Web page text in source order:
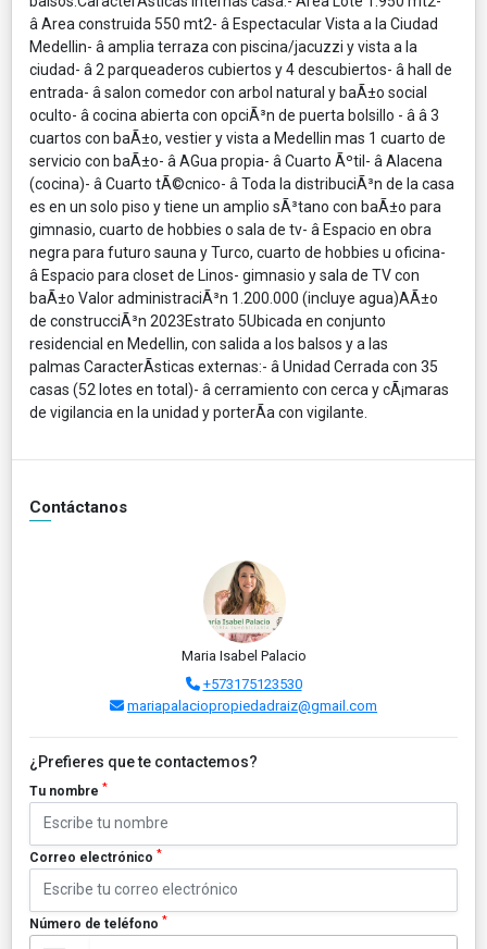
â Area construida 550 mt2- â Espectacular Vista a la Ciudad
Medellin- â amplia terraza con piscina/jacuzzi y vista a la
ciudad- â 2 parqueaderos cubiertos y 4 descubiertos- â hall de
entrada- â salon comedor con arbol natural y baÃ±o social
oculto- â cocina abierta con opciÃ³n de puerta bolsillo - â â 3
cuartos con baÃ±o, vestier y vista a Medellin mas 1 cuarto de
servicio con baÃ±o- â AGua propia- â Cuarto Ãºtil- â Alacena
(cocina)- â Cuarto tÃ©cnico- â Toda la distribuciÃ³n de la casa
es en un solo piso y tiene un amplio sÃ³tano con baÃ±o para
gimnasio, cuarto de hobbies o sala de tv- â Espacio en obra
negra para futuro sauna y Turco, cuarto de hobbies u oficina-
â Espacio para closet de Linos- gimnasio y sala de TV con
baÃ±o Valor administraciÃ³n 1.200.000 (incluye agua)AÃ±o
de construcciÃ³n 2023Estrato 5Ubicada en conjunto
residencial en Medellin, con salida a los balsos y a las
palmas CaracterÃ­sticas externas:- â Unidad Cerrada con 35
casas (52 lotes en total)- â cerramiento con cerca y cÃ¡maras
de vigilancia en la unidad y porterÃ­a con vigilante.
Contáctanos
Maria Isabel Palacio
+573175123530
mariapalaciopropiedadraiz@gmail.com
¿Prefieres que te contactemos?
Tu nombre *
Correo electrónico *
Número de teléfono *